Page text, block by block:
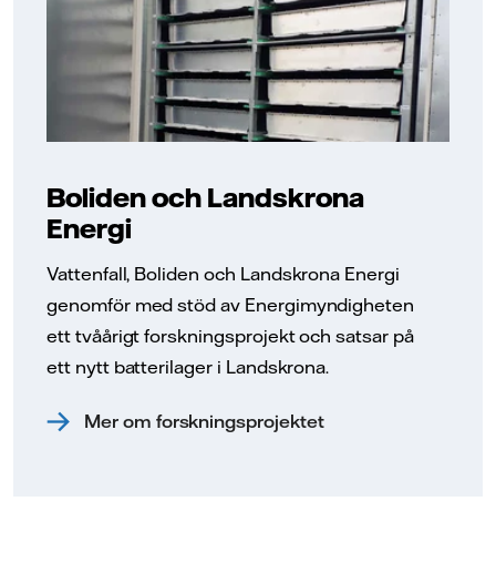
Boliden och Landskrona
Energi
Vattenfall, Boliden och Landskrona Energi
genomför med stöd av Energimyndigheten
ett tvåårigt forskningsprojekt och satsar på
ett nytt batterilager i Landskrona.
Mer om forskningsprojektet